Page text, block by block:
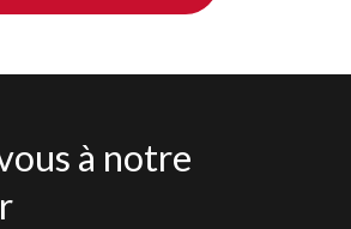
à notre